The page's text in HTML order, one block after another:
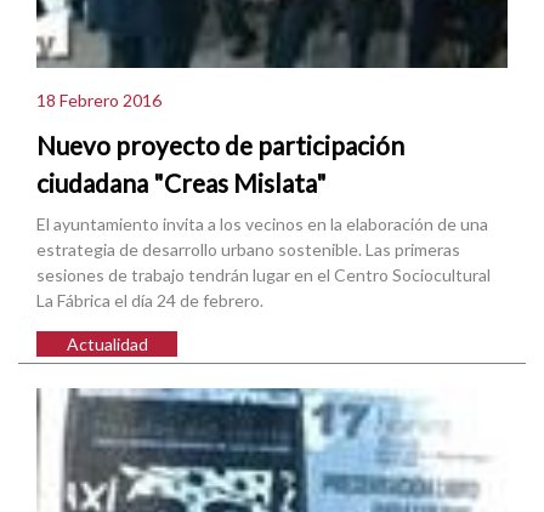
18 Febrero 2016
Nuevo proyecto de participación
ciudadana "Creas Mislata"
El ayuntamiento invita a los vecinos en la elaboración de una
estrategia de desarrollo urbano sostenible. Las primeras
sesiones de trabajo tendrán lugar en el Centro Sociocultural
La Fábrica el día 24 de febrero.
Actualidad